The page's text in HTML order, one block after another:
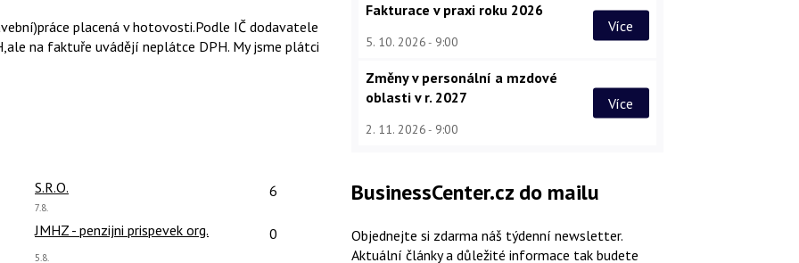
placená v hotovosti.Podle IČ dodavatele
na faktuře uvádějí neplátce DPH. My jsme plátci
reakcí:
S.R.O. Počet reakcí:
6
Poslední
7.8.
reakcí:
JMHZ - penzijni prispevek org. Počet reakcí:
0
Poslední
5.8.
Fakturace v praxi roku 2026
5. 10. 2026 9:00
Více
Změny v personální a mzdové
oblasti v r. 2027
2. 11. 2026 9:00
Více
BusinessCenter.cz do mailu
Objednejte si zdarma náš týdenní newsletter.
Aktuální články a důležité informace tak budete